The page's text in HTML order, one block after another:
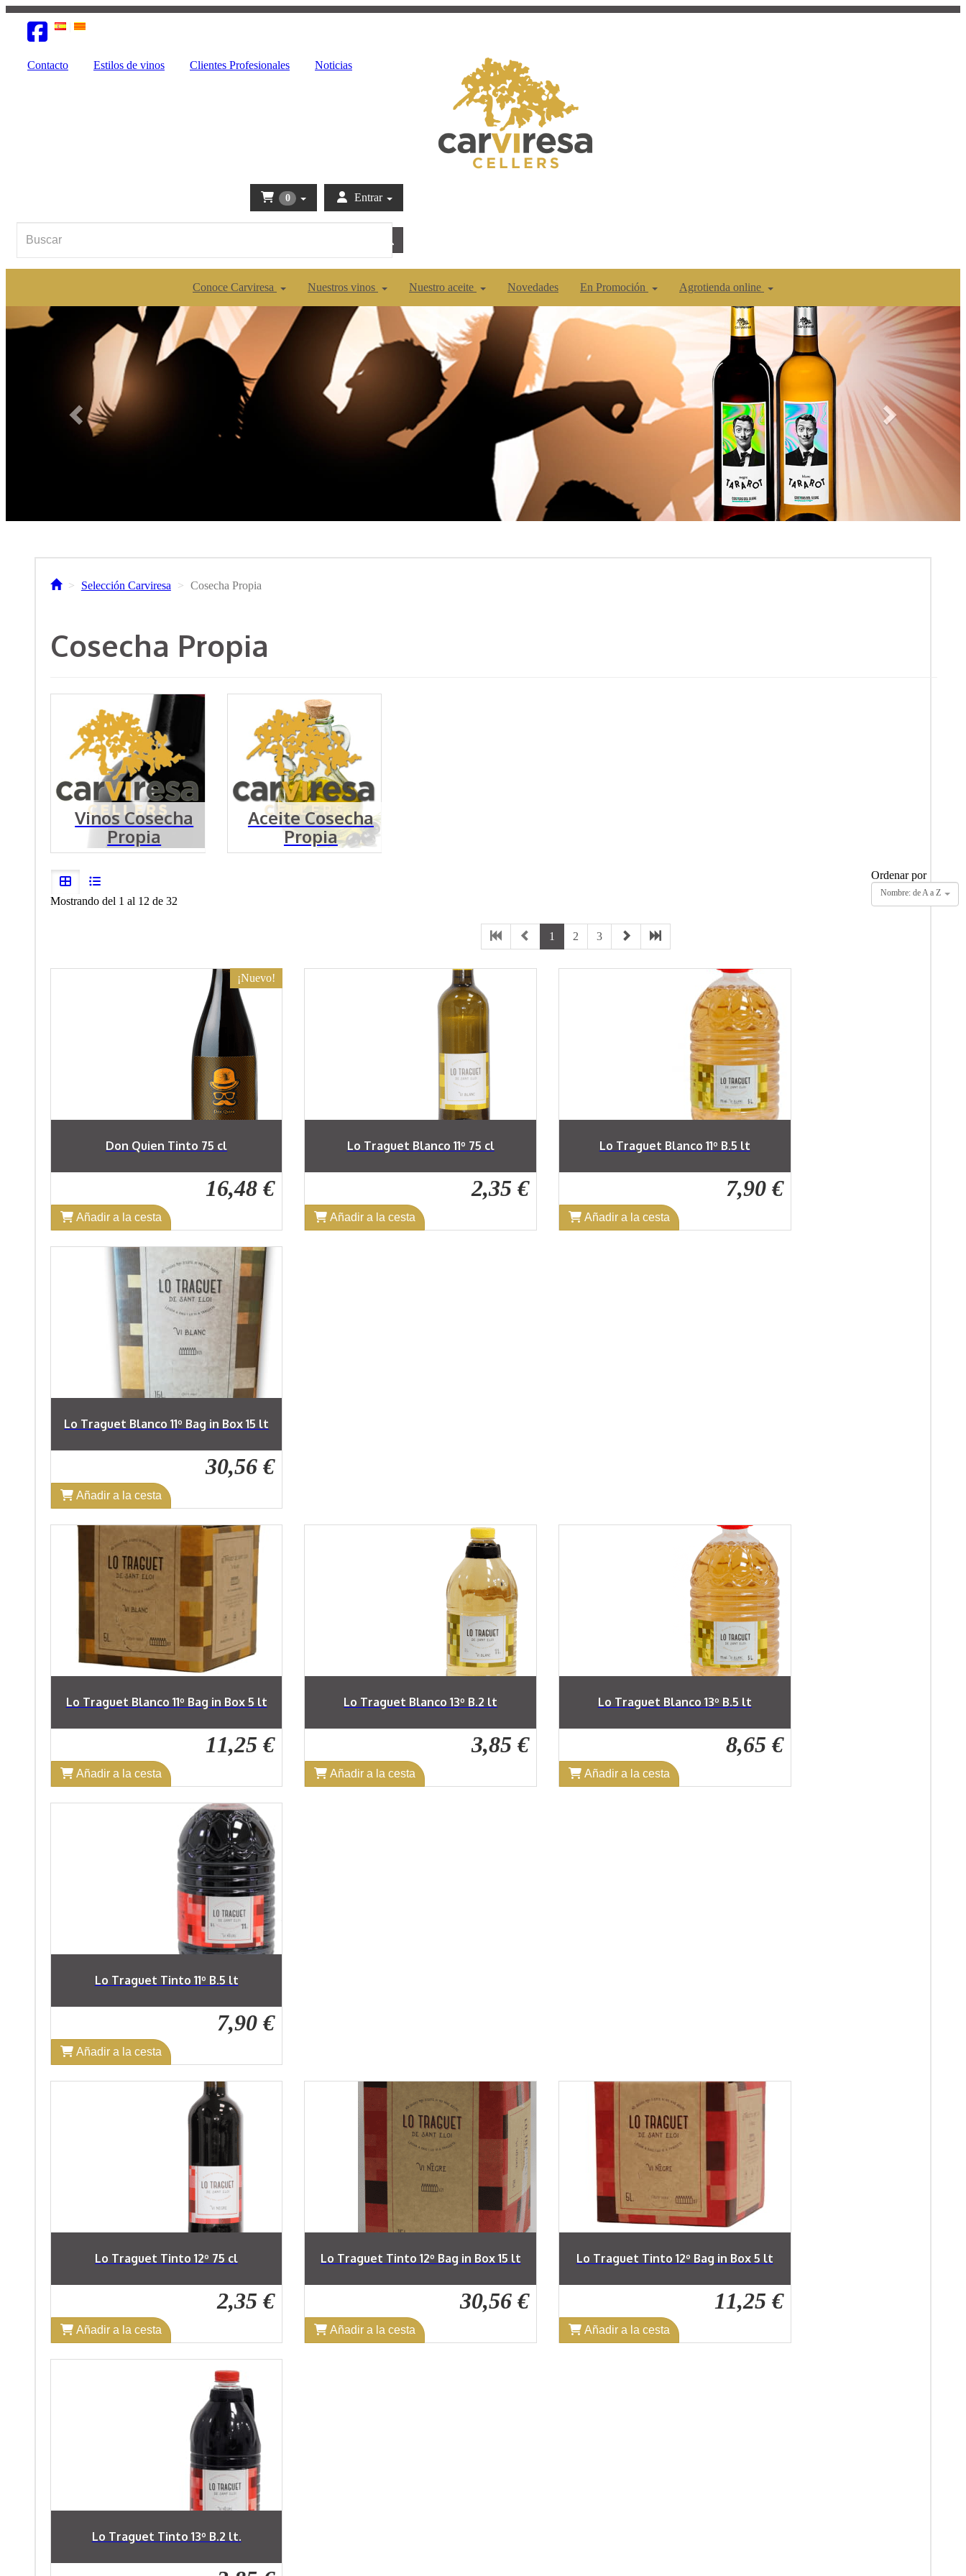
Contacto Estilos de vinos Clientes Profesionales Noticias
0 Entrar
Conoce Carviresa Nuestros vinos Nuestro aceite Novedades En Promoción Agrotienda online
Siguiente
Selección Carviresa Cosecha Propia
Cosecha Propia
Vinos Cosecha
Propia
Aceite Cosecha
Propia
Ordenar por
Nombre: de A a Z
Mostrando del 1 al 12 de 32
1 2 3
¡Nuevo!
Don Quien Tinto 75 cl
16,48 €
Añadir a la cesta
Lo Traguet Blanco 11º 75 cl
2,35 €
Añadir a la cesta
Lo Traguet Blanco 11º B.5 lt
7,90 €
Añadir a la cesta
Lo Traguet Blanco 11º Bag in Box 15 lt
30,56 €
Añadir a la cesta
Lo Traguet Blanco 11º Bag in Box 5 lt
11,25 €
Añadir a la cesta
Lo Traguet Blanco 13º B.2 lt
3,85 €
Añadir a la cesta
Lo Traguet Blanco 13º B.5 lt
8,65 €
Añadir a la cesta
Lo Traguet Tinto 11º B.5 lt
7,90 €
Añadir a la cesta
Lo Traguet Tinto 12º 75 cl
2,35 €
Añadir a la cesta
Lo Traguet Tinto 12º Bag in Box 15 lt
30,56 €
Añadir a la cesta
Lo Traguet Tinto 12º Bag in Box 5 lt
11,25 €
Añadir a la cesta
Lo Traguet Tinto 13º B.2 lt.